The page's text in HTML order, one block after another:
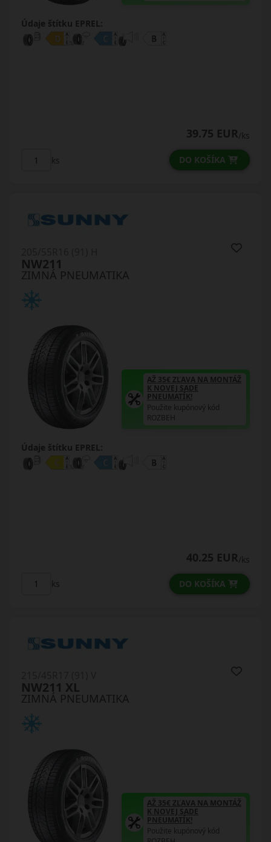
Údaje štítku EPREL:
39.75 EUR/ks
ks DO KOŠÍKA
ZIMNÁ PNEUMATIKA
NW211
AŽ 35€ ZĽAVA NA MONTÁŽ
K NOVEJ SADE
PNEUMATÍK!
Použite kupónový kód
ROZBEH
Údaje štítku EPREL:
40.25 EUR/ks
ks DO KOŠÍKA
ZIMNÁ PNEUMATIKA
NW211 XL
AŽ 35€ ZĽAVA NA MONTÁŽ
K NOVEJ SADE
PNEUMATÍK!
Použite kupónový kód